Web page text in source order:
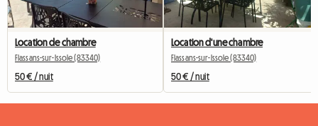
Location de chambre
Flassans-sur-Issole (83340)
50 € / nuit
Location d'une chambre
Flassans-sur-Issole (83340)
50 € / nuit